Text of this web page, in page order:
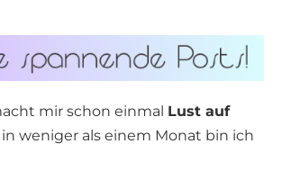
mir schon einmal Lust auf
in weniger als einem Monat bin ich